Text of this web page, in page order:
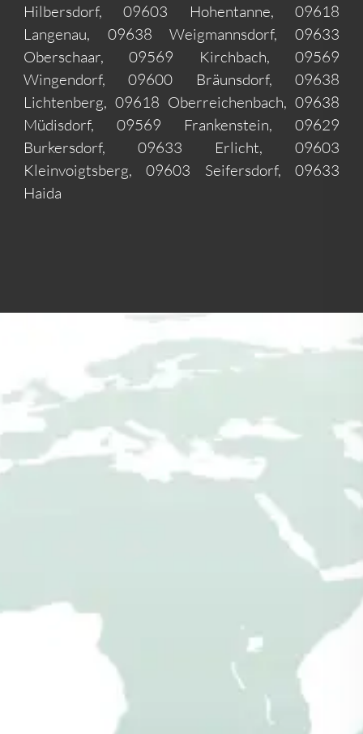
Hilbersdorf, 09603 Hohentanne, 09618
Langenau, 09638 Weigmannsdorf, 09633
Oberschaar, 09569 Kirchbach, 09569
Wingendorf, 09600 Bräunsdorf, 09638
Lichtenberg, 09618 Oberreichenbach, 09638
Müdisdorf, 09569 Frankenstein, 09629
Burkersdorf, 09633 Erlicht, 09603
Kleinvoigtsberg, 09603 Seifersdorf, 09633
Haida
Zaunelemente als Fertigbausatz mit einfacher
Aufbauanleitung
zum selber bauen